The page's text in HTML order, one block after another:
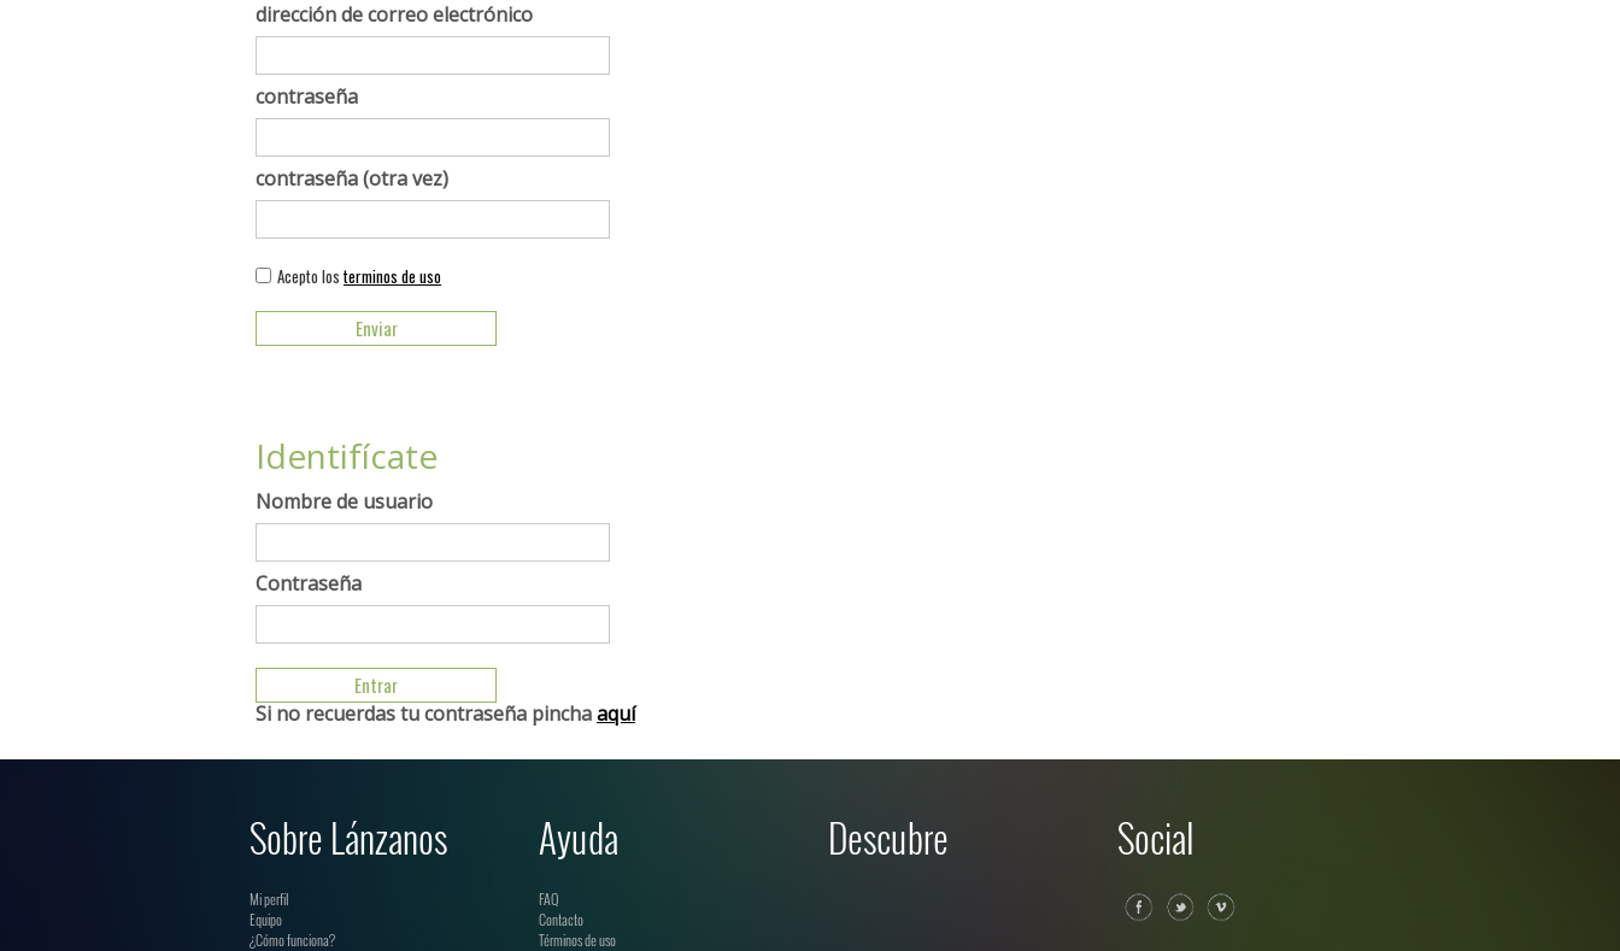
dirección de correo electrónico
contraseña
contraseña (otra vez)
Acepto los terminos de uso
Identifícate
Nombre de usuario
Contraseña
Si no recuerdas tu contraseña pinchaaquí
Sobre Lánzanos
Mi perfil
Equipo
¿Cómo funciona?
Ayuda
FAQ
Contacto
Términos de uso
Descubre Social